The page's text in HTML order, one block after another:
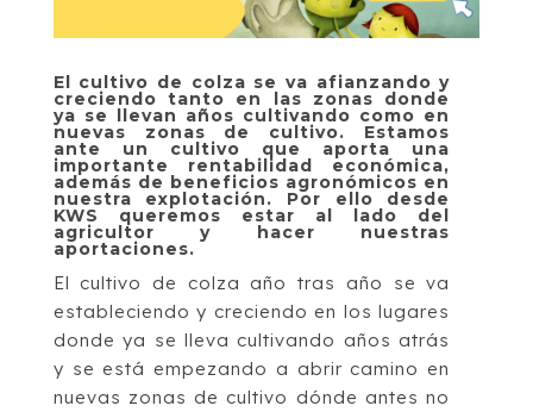
El cultivo de colza se va afianzando y
creciendo tanto en las zonas donde
ya se llevan años cultivando como en
nuevas zonas de cultivo. Estamos
ante un cultivo que aporta una
importante rentabilidad económica,
además de beneficios agronómicos en
nuestra explotación. Por ello desde
KWS queremos estar al lado del
agricultor y hacer nuestras
aportaciones.
El cultivo de colza año tras año se va
estableciendo y creciendo en los lugares
donde ya se lleva cultivando años atrás
y se está empezando a abrir camino en
nuevas zonas de cultivo dónde antes no